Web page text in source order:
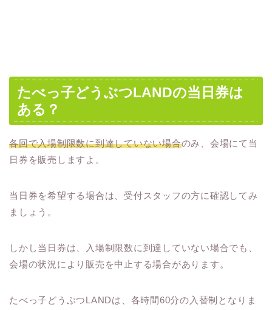
たべっ子どうぶつLANDの当日券は
ある？
各回で入場制限数に到達していない場合のみ、会場にて当
日券を販売しますよ。
当日券を希望する場合は、受付スタッフの方に確認してみ
ましょう。
しかし当日券は、入場制限数に到達していない場合でも、
会場の状況により販売を中止する場合があります。
たべっ子どうぶつLANDは、各時間60分の入替制となりま